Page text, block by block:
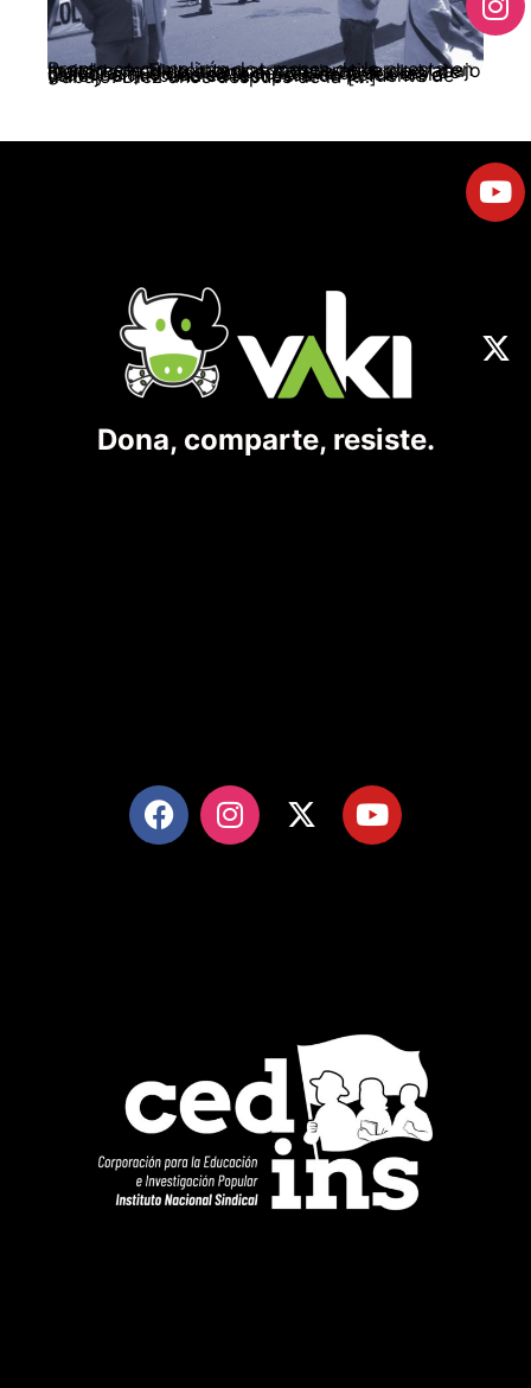
Pronto se cumplirán dos meses de la puesta en marcha de Flexointegral, cooperativa de trabajo limitada, nacida al amparo de la nueva Ley de Quiebras y de la lucha de los trabajadores gráficos que tras siete meses de pelea en la calle y en tribunales recuperaron la fuente de trabajo. Diez años después de la […]
Dona, comparte, resiste.